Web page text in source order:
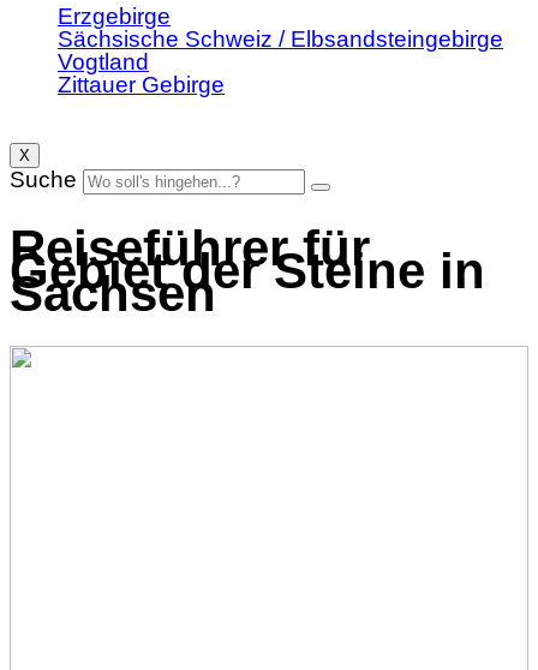
Erzgebirge
Sächsische Schweiz / Elbsandsteingebirge
Vogtland
Zittauer Gebirge
X
Suche
Reiseführer für
Gebiet der Steine in
Sachsen